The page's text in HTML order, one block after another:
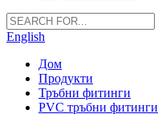
English
Дом
Продукти
Тръбни фитинги
PVC тръбни фитинги